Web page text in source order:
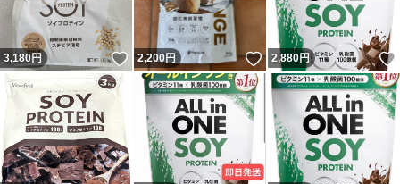
3,180円 いいね！
2,200円 いいね！
2,880円